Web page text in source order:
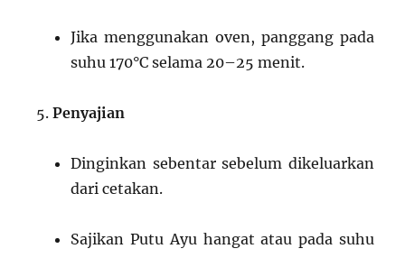
Jika menggunakan oven, panggang pada
suhu 170°C selama 20–25 menit.
Penyajian
Dinginkan sebentar sebelum dikeluarkan
dari cetakan.
Sajikan Putu Ayu hangat atau pada suhu